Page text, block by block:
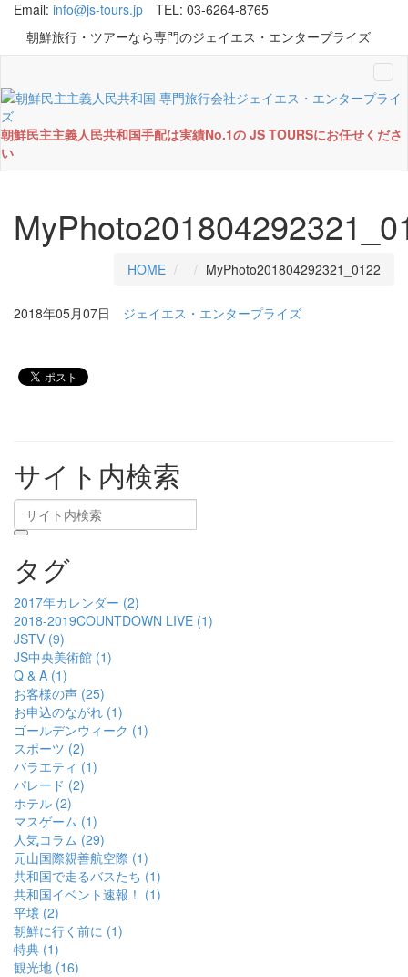
Email: info@js-tours.jp
TEL: 03-6264-8765
朝鮮旅行・ツアーなら専門のジェイエス・エンタープライズ
朝鮮民主主義人民共和国手配は実績No.1の JS TOURSにお任せくださ
い
HOME MyPhoto201804292321_0122
2018年05月07日 ジェイエス・エンタープライズ
サイト内検索
タグ
2017年カレンダー (2)
2018-2019COUNTDOWN LIVE (1)
JSTV (9)
JS中央美術館 (1)
Q & A (1)
お客様の声 (25)
お申込のながれ (1)
ゴールデンウィーク (1)
スポーツ (2)
バラエティ (1)
パレード (2)
ホテル (2)
マスゲーム (1)
人気コラム (29)
元山国際親善航空際 (1)
共和国で走るバスたち (1)
共和国イベント速報！ (1)
平壌 (2)
朝鮮に行く前に (1)
特典 (1)
観光地 (16)